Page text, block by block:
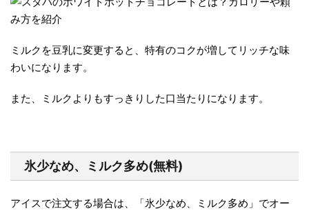
ミルクを豆乳に変更すると、特有のコクが増してリッチな味
わいになります。
また、ミルクよりもすっきりした口当たりになります。
氷少なめ、ミルク多め(無料)
アイスで注文する場合は、「氷少なめ、ミルク多め」でオー